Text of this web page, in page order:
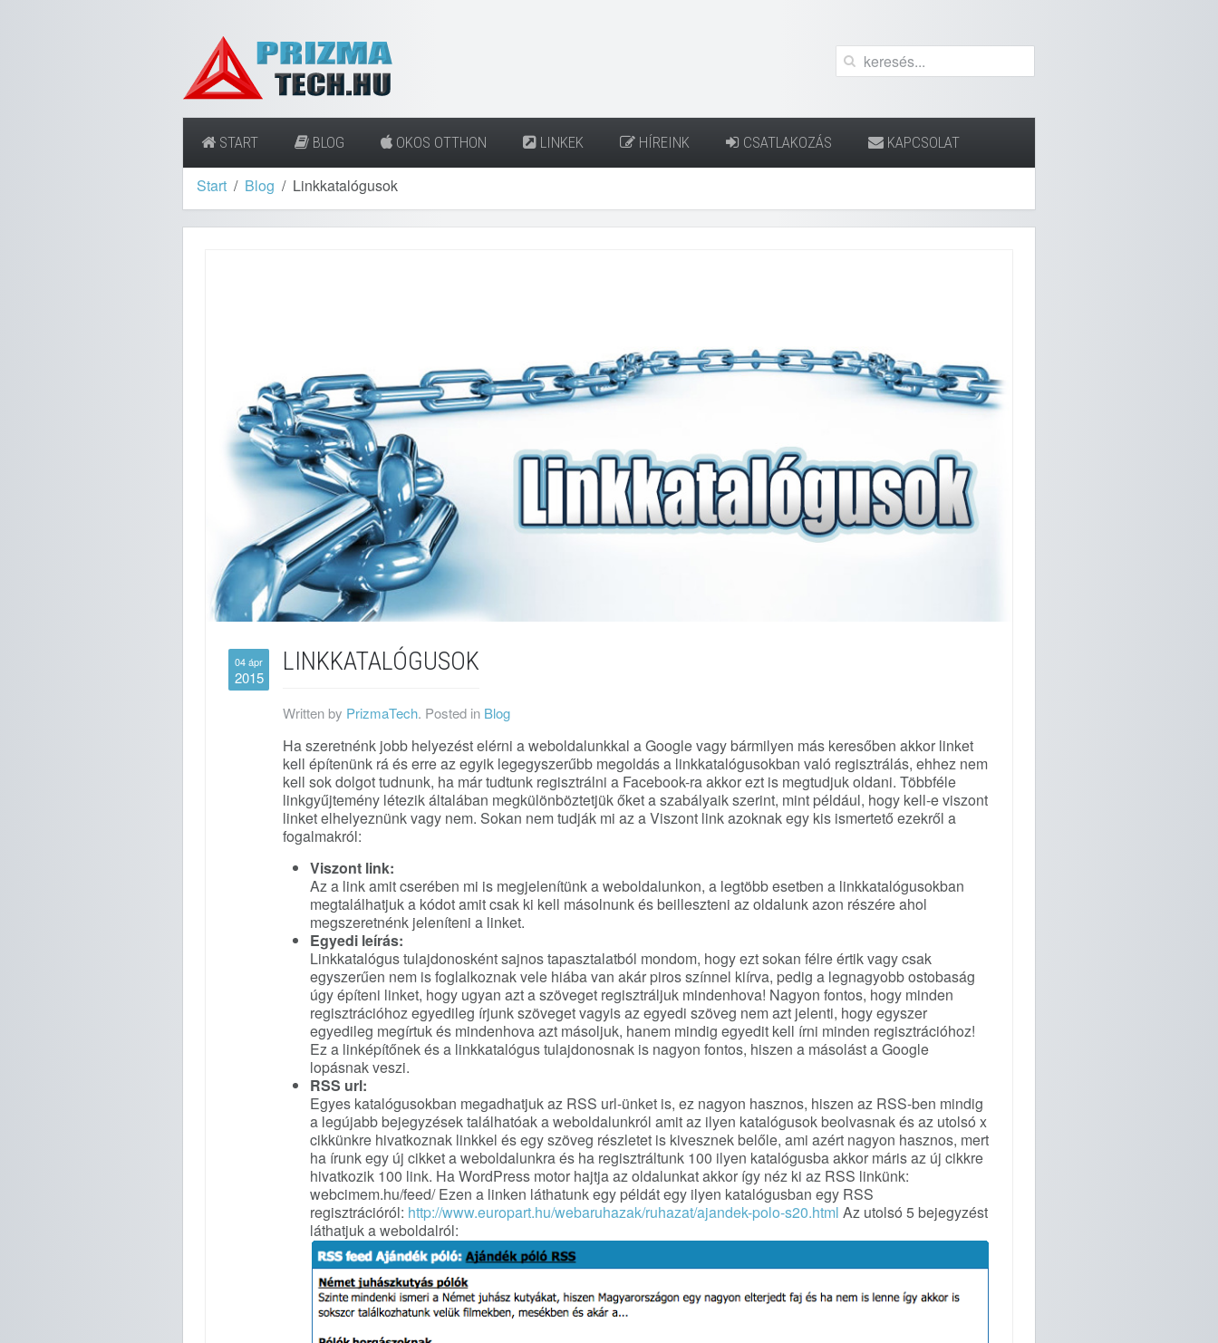
START BLOG OKOS OTTHON LINKEK HÍREINK CSATLAKOZÁS KAPCSOLAT
Start Blog Linkkatalógusok
04 ápr
2015
LINKKATALÓGUSOK
Written by PrizmaTech. Posted in Blog
Ha szeretnénk jobb helyezést elérni a weboldalunkkal a Google vagy bármilyen más keresőben akkor linket
kell építenünk rá és erre az egyik legegyszerűbb megoldás a linkkatalógusokban való regisztrálás, ehhez nem
kell sok dolgot tudnunk, ha már tudtunk regisztrálni a Facebook-ra akkor ezt is megtudjuk oldani. Többféle
linkgyűjtemény létezik általában megkülönböztetjük őket a szabályaik szerint, mint például, hogy kell-e viszont
linket elhelyeznünk vagy nem. Sokan nem tudják mi az a Viszont link azoknak egy kis ismertető ezekről a
fogalmakról:
Viszont link:
Az a link amit cserében mi is megjelenítünk a weboldalunkon, a legtöbb esetben a linkkatalógusokban
megtalálhatjuk a kódot amit csak ki kell másolnunk és beilleszteni az oldalunk azon részére ahol
megszeretnénk jeleníteni a linket.
Egyedi leírás:
Linkkatalógus tulajdonosként sajnos tapasztalatból mondom, hogy ezt sokan félre értik vagy csak
egyszerűen nem is foglalkoznak vele hiába van akár piros színnel kiírva, pedig a legnagyobb ostobaság
úgy építeni linket, hogy ugyan azt a szöveget regisztráljuk mindenhova! Nagyon fontos, hogy minden
regisztrációhoz egyedileg írjunk szöveget vagyis az egyedi szöveg nem azt jelenti, hogy egyszer
egyedileg megírtuk és mindenhova azt másoljuk, hanem mindig egyedit kell írni minden regisztrációhoz!
Ez a linképítőnek és a linkkatalógus tulajdonosnak is nagyon fontos, hiszen a másolást a Google
lopásnak veszi.
RSS url:
Egyes katalógusokban megadhatjuk az RSS url-ünket is, ez nagyon hasznos, hiszen az RSS-ben mindig
a legújabb bejegyzések találhatóak a weboldalunkról amit az ilyen katalógusok beolvasnak és az utolsó x
cikkünkre hivatkoznak linkkel és egy szöveg részletet is kivesznek belőle, ami azért nagyon hasznos, mert
ha írunk egy új cikket a weboldalunkra és ha regisztráltunk 100 ilyen katalógusba akkor máris az új cikkre
hivatkozik 100 link. Ha WordPress motor hajtja az oldalunkat akkor így néz ki az RSS linkünk:
webcimem.hu/feed/ Ezen a linken láthatunk egy példát egy ilyen katalógusban egy RSS
regisztrációról: http://www.europart.hu/webaruhazak/ruhazat/ajandek-polo-s20.html Az utolsó 5 bejegyzést
láthatjuk a weboldalról: